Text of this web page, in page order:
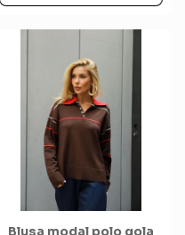
Blusa modal polo gola